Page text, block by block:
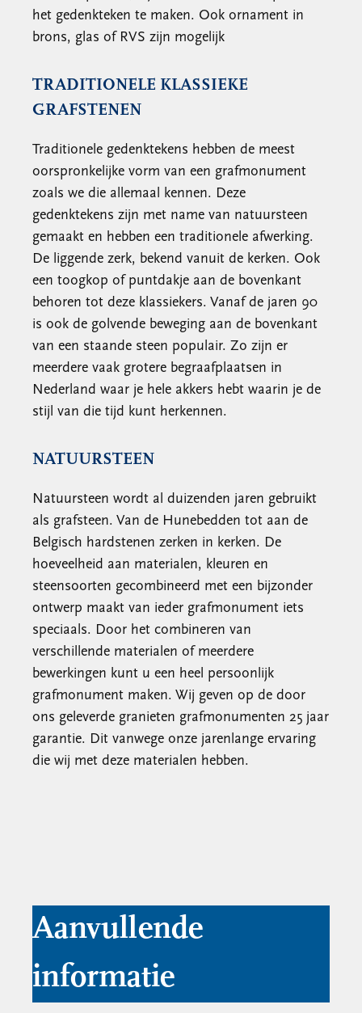
het gedenkteken te maken. Ook ornament in
brons, glas of RVS zijn mogelijk
TRADITIONELE KLASSIEKE
GRAFSTENEN
Traditionele gedenktekens hebben de meest
oorspronkelijke vorm van een grafmonument
zoals we die allemaal kennen. Deze
gedenktekens zijn met name van natuursteen
gemaakt en hebben een traditionele afwerking.
De liggende zerk, bekend vanuit de kerken. Ook
een toogkop of puntdakje aan de bovenkant
behoren tot deze klassiekers. Vanaf de jaren 90
is ook de golvende beweging aan de bovenkant
van een staande steen populair. Zo zijn er
meerdere vaak grotere begraafplaatsen in
Nederland waar je hele akkers hebt waarin je de
stijl van die tijd kunt herkennen.
NATUURSTEEN
Natuursteen wordt al duizenden jaren gebruikt
als grafsteen. Van de Hunebedden tot aan de
Belgisch hardstenen zerken in kerken. De
hoeveelheid aan materialen, kleuren en
steensoorten gecombineerd met een bijzonder
ontwerp maakt van ieder grafmonument iets
speciaals. Door het combineren van
verschillende materialen of meerdere
bewerkingen kunt u een heel persoonlijk
grafmonument maken. Wij geven op de door
ons geleverde granieten grafmonumenten 25 jaar
garantie. Dit vanwege onze jarenlange ervaring
die wij met deze materialen hebben.
Aanvullende
informatie